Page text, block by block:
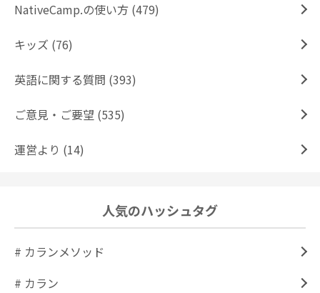
NativeCamp.の使い方 (479)
キッズ (76)
英語に関する質問 (393)
ご意見・ご要望 (535)
運営より (14)
人気のハッシュタグ
# カランメソッド
# カラン